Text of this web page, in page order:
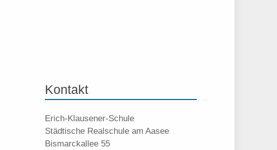
Kontakt
Erich-Klausener-Schule
Städtische Realschule am Aasee
Bismarckallee 55